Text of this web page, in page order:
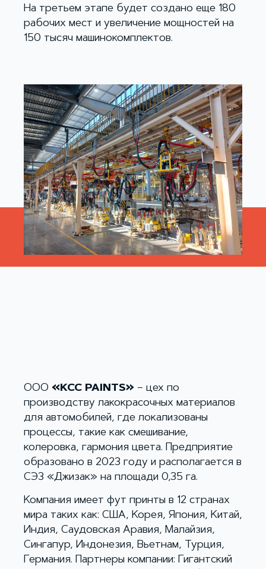
На третьем этапе будет создано еще 180
рабочих мест и увеличение мощностей на
150 тысяч машинокомплектов.
ООО «KCC PAINTS» – цех по
производству лакокрасочных материалов
для автомобилей, где локализованы
процессы, такие как смешивание,
колеровка, гармония цвета. Предприятие
образовано в 2023 году и располагается в
СЭЗ «Джизак» на площади 0,35 га.
Компания имеет фут принты в 12 странах
мира таких как: США, Корея, Япония, Китай,
Индия, Саудовская Аравия, Малайзия,
Сингапур, Индонезия, Вьетнам, Турция,
Германия. Партнеры компании: Гигантский